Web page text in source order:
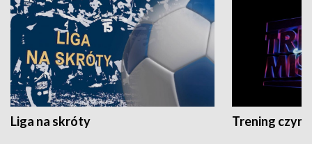
Liga na skróty Trening czyni